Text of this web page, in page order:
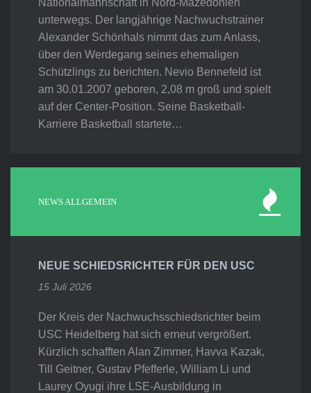
Nationalmannschaft in Nord-Mazedonien
unterwegs. Der langjährige Nachwuchstrainer
Alexander Schönhals nimmt das zum Anlass,
über den Werdegang seines ehemaligen
Schützlings zu berichten. Nevio Bennefeld ist
am 30.01.2007 geboren, 2,08 m groß und spielt
auf der Center-Position. Seine Basketball-
Karriere Basketball startete…
NEWS ALLGEMEIN
NEUE SCHIEDSRICHTER FÜR DEN USC
15 Juli 2026
Der Kreis der Nachwuchsschiedsrichter beim
USC Heidelberg hat sich erneut vergrößert.
Kürzlich schafften Alan Zimmer, Havva Kazak,
Till Geitner, Gustav Pfefferle, William Li und
Laurey Oyugi ihre LSE-Ausbildung in